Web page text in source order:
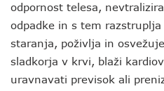
odpornost telesa,
odpadke in s tem
staranja, poživlja in
sladkorja v krvi, blaži
uravnavati previsok ali